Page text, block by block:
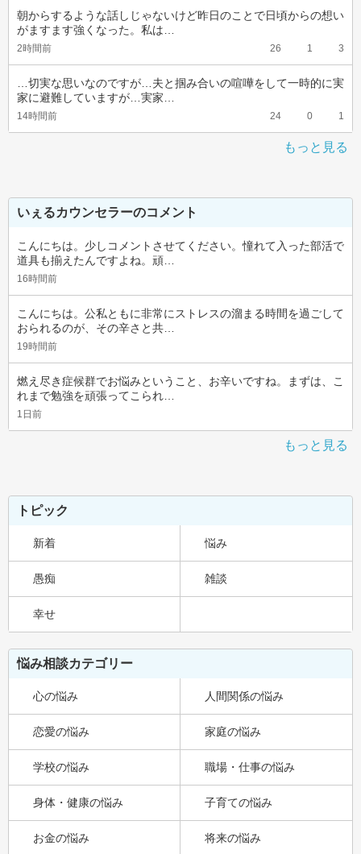
朝からするような話しじゃないけど昨日のことで日頃からの想い
がますます強くなった。私は…
2時間前 26 1 3
…切実な思いなのですが…夫と掴み合いの喧嘩をして一時的に実
家に避難していますが…実家…
14時間前 24 0 1
もっと見る
いぇるカウンセラーのコメント
こんにちは。少しコメントさせてください。憧れて入った部活で
道具も揃えたんですよね。頑…
16時間前
こんにちは。公私ともに非常にストレスの溜まる時間を過ごして
おられるのが、その辛さと共…
19時間前
燃え尽き症候群でお悩みということ、お辛いですね。まずは、こ
れまで勉強を頑張ってこられ…
1日前
もっと見る
トピック
新着 悩み
愚痴 雑談
幸せ
悩み相談カテゴリー
心の悩み 人間関係の悩み
恋愛の悩み 家庭の悩み
学校の悩み 職場・仕事の悩み
身体・健康の悩み 子育ての悩み
お金の悩み 将来の悩み